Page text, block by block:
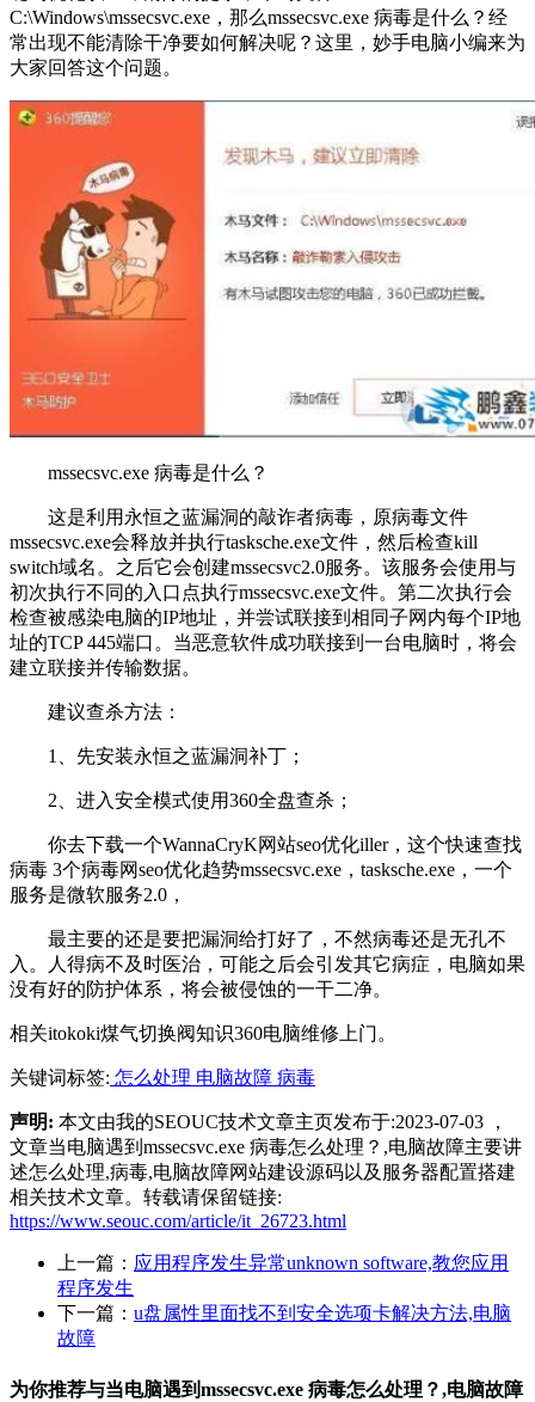
C:\Windows\mssecsvc.exe，那么mssecsvc.exe 病毒是什么？经
常出现不能清除干净要如何解决呢？这里，妙手电脑小编来为
大家回答这个问题。
mssecsvc.exe 病毒是什么？
这是利用永恒之蓝漏洞的敲诈者病毒，原病毒文件
mssecsvc.exe会释放并执行tasksche.exe文件，然后检查kill
switch域名。之后它会创建mssecsvc2.0服务。该服务会使用与
初次执行不同的入口点执行mssecsvc.exe文件。第二次执行会
检查被感染电脑的IP地址，并尝试联接到相同子网内每个IP地
址的TCP 445端口。当恶意软件成功联接到一台电脑时，将会
建立联接并传输数据。
建议查杀方法：
1、先安装永恒之蓝漏洞补丁；
2、进入安全模式使用360全盘查杀；
你去下载一个WannaCryK网站seo优化iller，这个快速查找
病毒 3个病毒网seo优化趋势mssecsvc.exe，tasksche.exe，一个
服务是微软服务2.0，
最主要的还是要把漏洞给打好了，不然病毒还是无孔不
入。人得病不及时医治，可能之后会引发其它病症，电脑如果
没有好的防护体系，将会被侵蚀的一干二净。
相关itokoki煤气切换阀知识360电脑维修上门。
关键词标签: 怎么处理 电脑故障 病毒
声明: 本文由我的SEOUC技术文章主页发布于:2023-07-03 ，
文章当电脑遇到mssecsvc.exe 病毒怎么处理？,电脑故障主要讲
述怎么处理,病毒,电脑故障网站建设源码以及服务器配置搭建
相关技术文章。转载请保留链接:
https://www.seouc.com/article/it_26723.html
上一篇： 应用程序发生异常unknown software,教您应用
程序发生
下一篇： u盘属性里面找不到安全选项卡解决方法,电脑
故障
为你推荐与当电脑遇到mssecsvc.exe 病毒怎么处理？,电脑故障